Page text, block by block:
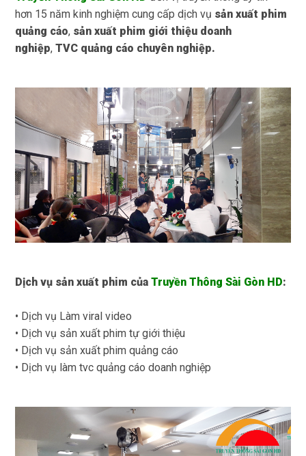
hơn 15 năm kinh nghiệm cung cấp dịch vụ sản xuất phim
quảng cáo, sản xuất phim giới thiệu doanh
nghiệp,TVC quảng cáo chuyên nghiệp.
Dịch vụ sản xuất phim củaTruyền Thông Sài Gòn HD:
• Dịch vụ Làm viral video
• Dịch vụ sản xuất phim tự giới thiệu
• Dịch vụ sản xuất phim quảng cáo
• Dịch vụ làm tvc quảng cáo doanh nghiệp